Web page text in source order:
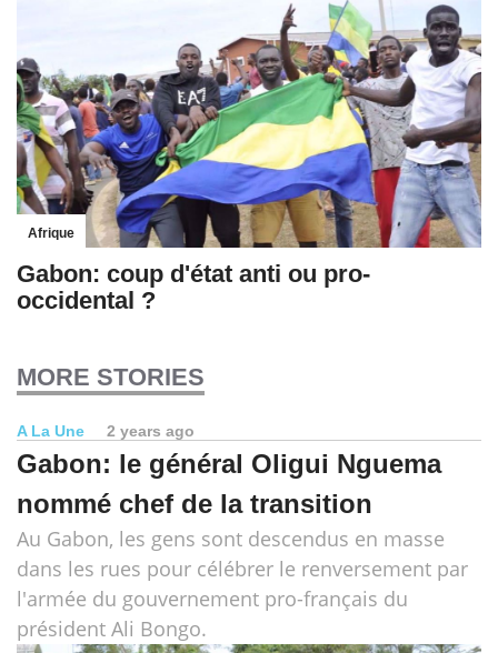
Afrique
Gabon: coup d'état anti ou pro-
occidental ?
MORE STORIES
A La Une 2 years ago
Gabon: le général Oligui Nguema
nommé chef de la transition
Au Gabon, les gens sont descendus en masse
dans les rues pour célébrer le renversement par
l'armée du gouvernement pro-français du
président Ali Bongo.